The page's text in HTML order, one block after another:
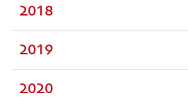
2018
2019
2020